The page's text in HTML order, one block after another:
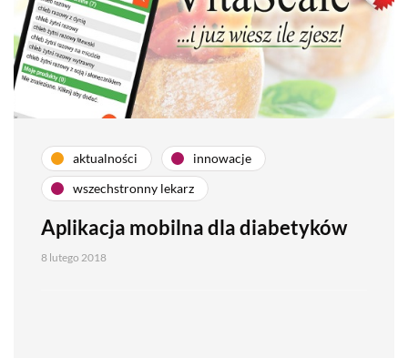
aktualności
innowacje
wszechstronny lekarz
Aplikacja mobilna dla diabetyków
8 lutego 2018